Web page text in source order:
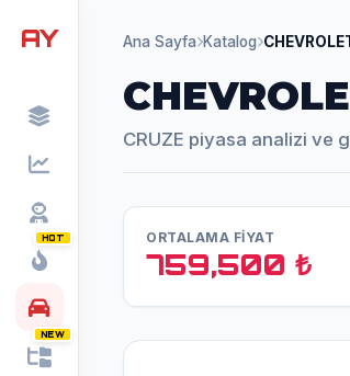
AY
HOT
NEW
Ana Sayfa Katalog
CRUZE piyasa analizi ve
ORTALAMA FİYAT
759,500 ₺